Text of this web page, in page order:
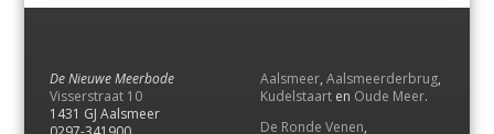
De Nieuwe Meerbode
Visserstraat 10
1431 GJ Aalsmeer
Aalsmeer, Aalsmeerderbrug,
Kudelstaart en Oude Meer.
De Ronde Venen,